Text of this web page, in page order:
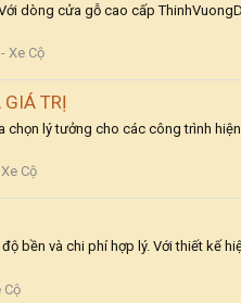
dòng cửa gỗ cao cấp
Xe Cộ
TRỊ
lý tưởng cho các công trình
Cộ
bền và chi phí hợp lý. Với thiết kế
Cộ